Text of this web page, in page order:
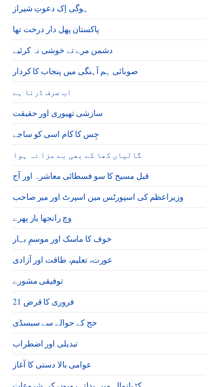
ہوگی اِک دعوتِ شیراز
پاکستان پھل دار درخت تھا
دشمن مرے تے خوشی نہ کرئیے
صوبائی ہم آہنگی میں پنجاب کا کردار
اب صرف ڈرنا ہے
سازشی تھیوری اور حقیقت
جِس کا کام اسی کو ساجے
گالیاں کھا کے بھی بے مزا نہ ہوا
قبل مسیح کا سو فسطائی معاشرہ اور آج
وزیراعظم کی اسپورٹس مین اسپرٹ اور میر صاحب
وچ رانجھا یار پھرے
خوف کا ماسک اور موسمِ بہار
عورت، تعلیم، طاقت اور آزادی
توفیقی مشورے
21 فروری کا قرض
حج کے حوالے سے سبسڈی
تبدیلی اور اضطراب
عوامی بالا دستی کا آغاز